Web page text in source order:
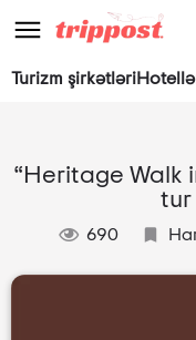
Turizm şirkətləri
“Heritage Walk
tur
690